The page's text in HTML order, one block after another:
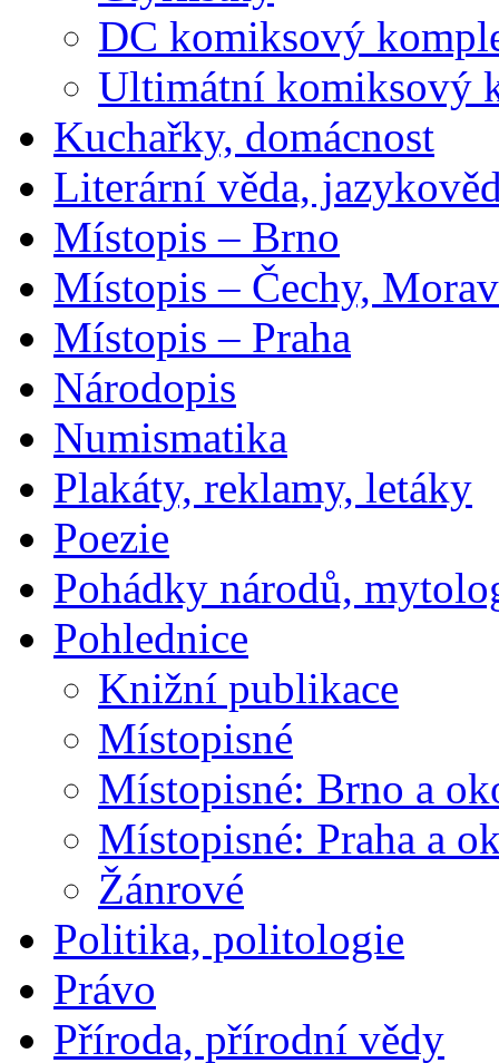
DC komiksový
Ultimátní komiksový
Kuchařky, domácnost
Literární věda,
Místopis – Brno
Místopis – Čechy,
Místopis – Praha
Národopis
Numismatika
Plakáty, reklamy, letáky
Poezie
Pohádky národů,
Pohlednice
Knižní publikace
Místopisné
Místopisné: Brno a
Místopisné: Praha a
Žánrové
Politika, politologie
Právo
Příroda, přírodní vědy